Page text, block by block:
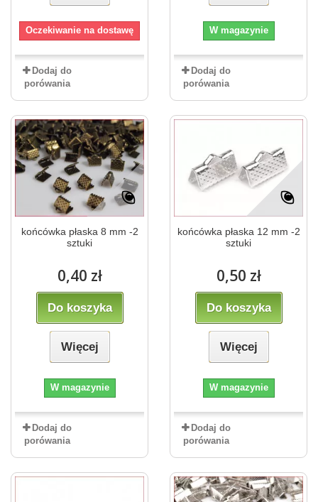
Oczekiwanie na dostawę
Dodaj do
porówania
W magazynie
Dodaj do
porówania
końcówka płaska 8 mm -2
sztuki
0,40 zł
Do koszyka
Więcej
W magazynie
Dodaj do
porówania
końcówka płaska 12 mm -2
sztuki
0,50 zł
Do koszyka
Więcej
W magazynie
Dodaj do
porówania